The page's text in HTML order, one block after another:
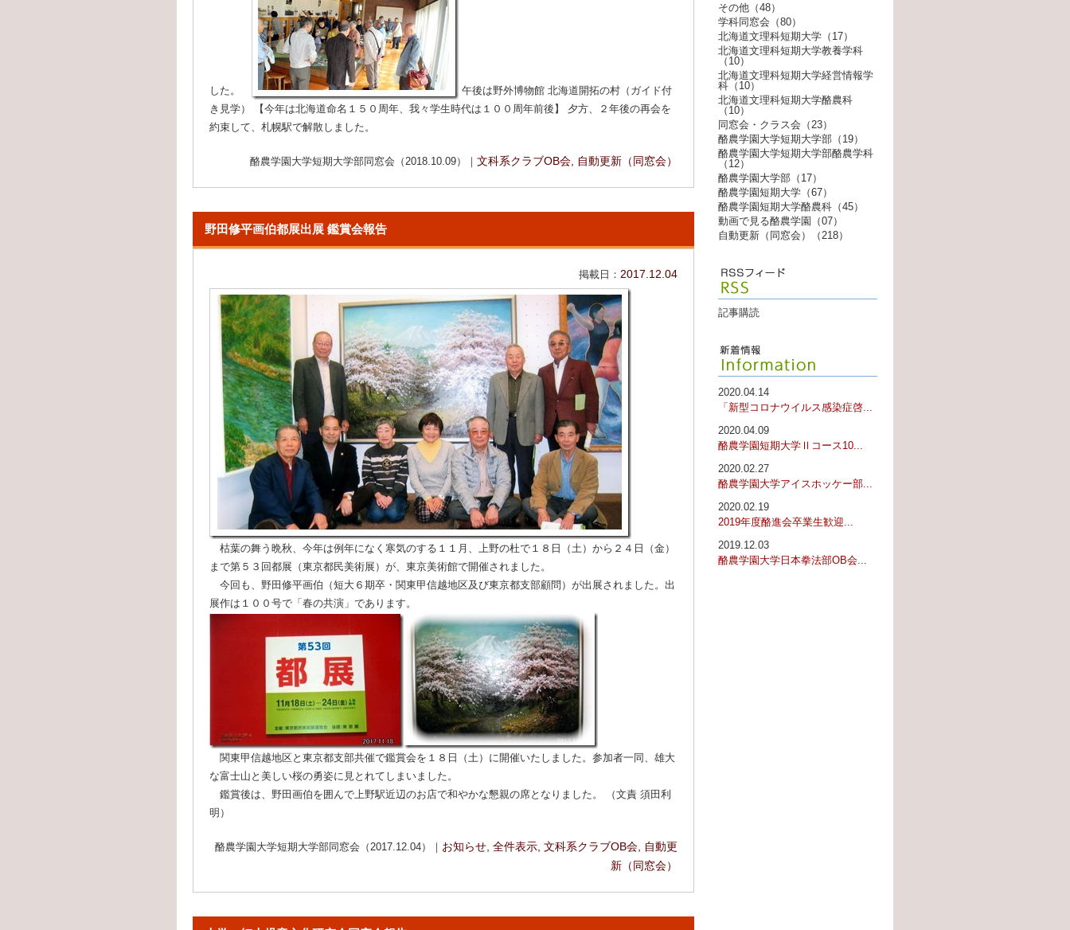
した。
午後は野外博物館 北海道開拓の村（ガイド付
き見学） 【今年は北海道命名１５０周年、我々学生時代は１００周年前後】 夕方、２年後の再会を
約束して、札幌駅で解散しました。
酪農学園大学短期大学部同窓会（2018.10.09）｜ 文科系クラブOB会, 自動更新（同窓会）
野田修平画伯都展出展 鑑賞会報告
掲載日： 2017.12.04
枯葉の舞う晩秋、今年は例年になく寒気のする１１月、上野の杜で１８日（土）から２４日（金）
まで第５３回都展（東京都民美術展）が、東京美術館で開催されました。
今回も、野田修平画伯（短大６期卒・関東甲信越地区及び東京都支部顧問）が出展されました。出
展作は１００号で「春の共演」であります。
関東甲信越地区と東京都支部共催で鑑賞会を１８日（土）に開催いたしました。参加者一同、雄大
な富士山と美しい桜の勇姿に見とれてしまいました。
鑑賞後は、野田画伯を囲んで上野駅近辺のお店で和やかな懇親の席となりました。 （文責 須田利
明）
酪農学園大学短期大学部同窓会（2017.12.04）｜ お知らせ, 全件表示, 文科系クラブOB会, 自動更
新（同窓会）
その他（48）
学科同窓会（80）
北海道文理科短期大学（17）
北海道文理科短期大学教養学科
（10）
北海道文理科短期大学経営情報学
科（10）
北海道文理科短期大学酪農科
（10）
同窓会・クラス会（23）
酪農学園大学短期大学部（19）
酪農学園大学短期大学部酪農学科
（12）
酪農学園大学部（17）
酪農学園短期大学（67）
酪農学園短期大学酪農科（45）
動画で見る酪農学園（07）
自動更新（同窓会）（218）
記事購読
2020.04.14
「新型コロナウイルス感染症啓...
2020.04.09
酪農学園短期大学Ⅱコース10...
2020.02.27
酪農学園大学アイスホッケー部...
2020.02.19
2019年度酪進会卒業生歓迎...
2019.12.03
酪農学園大学日本拳法部OB会...